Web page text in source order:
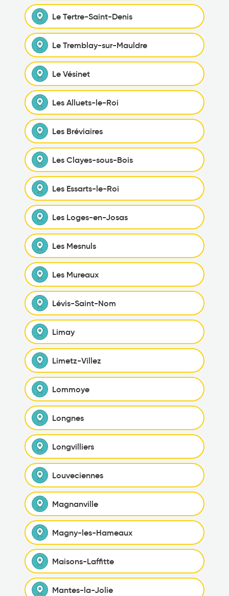
Le Tertre-Saint-Denis
Le Tremblay-sur-Mauldre
Le Vésinet
Les Alluets-le-Roi
Les Bréviaires
Les Clayes-sous-Bois
Les Essarts-le-Roi
Les Loges-en-Josas
Les Mesnuls
Les Mureaux
Lévis-Saint-Nom
Limay
Limetz-Villez
Lommoye
Longnes
Longvilliers
Louveciennes
Magnanville
Magny-les-Hameaux
Maisons-Laffitte
Mantes-la-Jolie